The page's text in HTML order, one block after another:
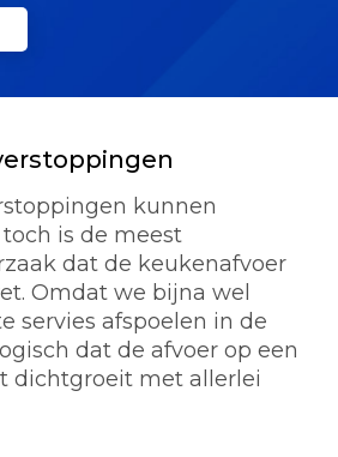
kunnen
is de meest
dat de keukenafvoer
Omdat we bijna wel
servies afspoelen in de
dat de afvoer op een
dichtgroeit met allerlei